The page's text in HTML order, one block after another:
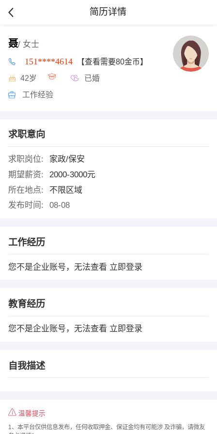
简历详情
聂/ 女士
151****4614 【查看需要80金币】
42岁 已婚
工作经验
求职意向
求职岗位:
家政/保安
期望薪资:
2000-3000元
所在地点:
不限区域
发布时间:
08-08
工作经历
您不是企业账号，无法查看 立即登录
教育经历
您不是企业账号，无法查看 立即登录
自我描述
温馨提示
1、本平台仅供信息发布，任何收取押金、保证金均有可能涉 及诈骗，请微友